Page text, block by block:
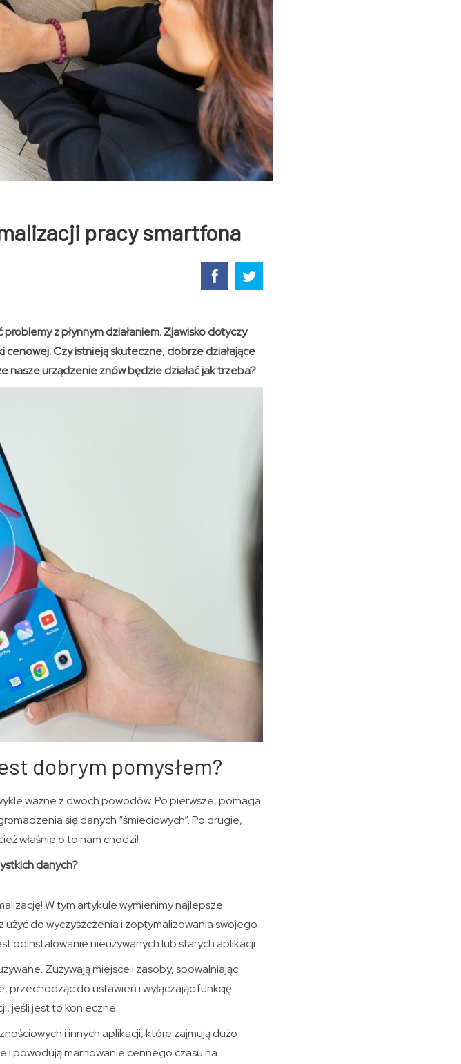
pracy smartfona
z płynnym działaniem. Zjawisko dotyczy
cenowej. Czy istnieją skuteczne, dobrze działające
nasze urządzenie znów będzie działać jak trzeba?
dobrym pomysłem?
ważne z dwóch powodów. Po pierwsze, pomaga
się danych “śmieciowych”. Po drugie,
właśnie o to nam chodzi!
danych?
W tym artykule wymienimy najlepsze
do wyczyszczenia i zoptymalizowania swojego
odinstalowanie nieużywanych lub starych aplikacji.
Zużywają miejsce i zasoby, spowalniając
przechodząc do ustawień i wyłączając funkcję
jeśli jest to konieczne.
i innych aplikacji, które zajmują dużo
i powodują marnowanie cennego czasu na